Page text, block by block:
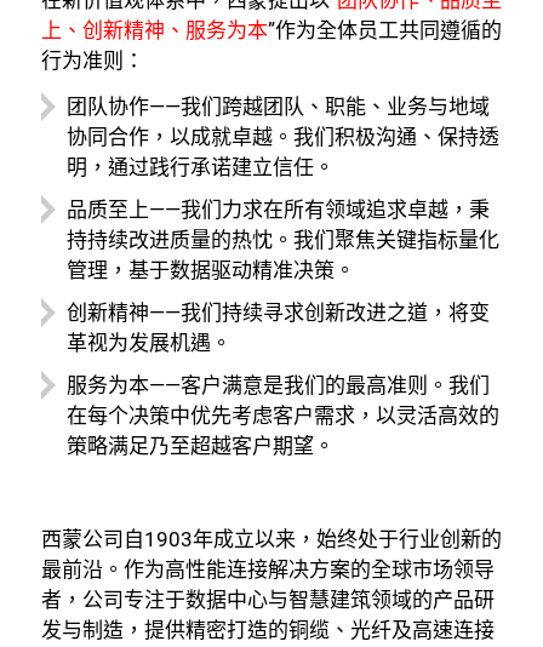
上、创新精神、服务为本”作为全体员工共同遵循的
行为准则：
团队协作——我们跨越团队、职能、业务与地域
协同合作，以成就卓越。我们积极沟通、保持透
明，通过践行承诺建立信任。
品质至上——我们力求在所有领域追求卓越，秉
持持续改进质量的热忱。我们聚焦关键指标量化
管理，基于数据驱动精准决策。
创新精神——我们持续寻求创新改进之道，将变
革视为发展机遇。
服务为本——客户满意是我们的最高准则。我们
在每个决策中优先考虑客户需求，以灵活高效的
策略满足乃至超越客户期望。
西蒙公司自1903年成立以来，始终处于行业创新的
最前沿。作为高性能连接解决方案的全球市场领导
者，公司专注于数据中心与智慧建筑领域的产品研
发与制造，提供精密打造的铜缆、光纤及高速连接